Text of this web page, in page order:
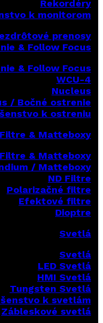
Rekordéry
k monitorom
prenosy
& Follow Focus
& Follow Focus
WCU-4
Nucleus
/ Bočné ostrenie
k ostreniu
Filtre & Matteboxy
Filtre & Matteboxy
/ Matteboxy
ND Filtre
Polarizačné filtre
Efektové filtre
Dioptre
Svetlá
Svetlá
LED Svetlá
HMI Svetlá
Tungsten Svetlá
k svetlám
Zábleskové svetlá